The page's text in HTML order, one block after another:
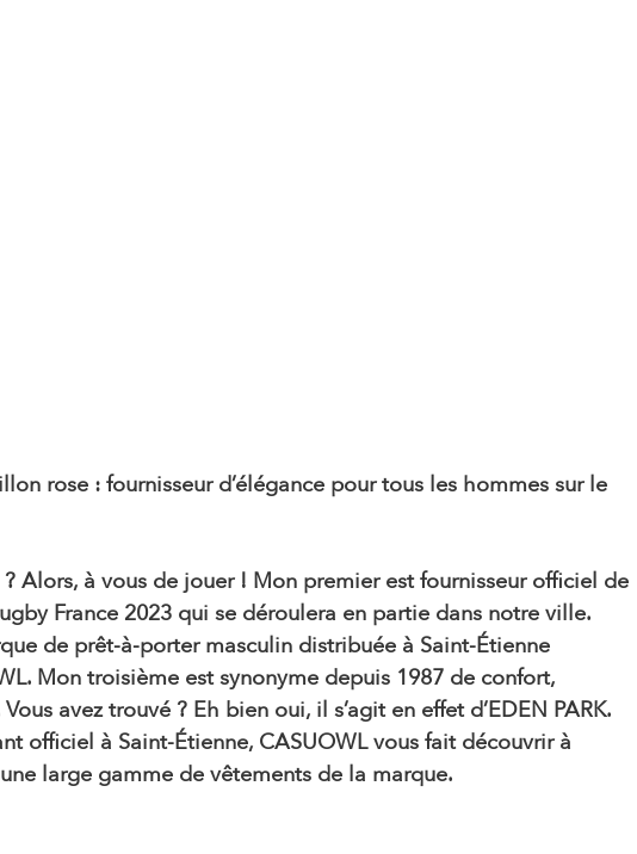
rose : fournisseur d’élégance pour tous les hommes sur le
Alors, à vous de jouer ! Mon premier est fournisseur officiel de
France 2023 qui se déroulera en partie dans notre ville.
de prêt-à-porter masculin distribuée à Saint-Étienne
Mon troisième est synonyme depuis 1987 de confort,
avez trouvé ? Eh bien oui, il s’agit en effet d’EDEN PARK.
officiel à Saint-Étienne, CASUOWL vous fait découvrir à
large gamme de vêtements de la marque.